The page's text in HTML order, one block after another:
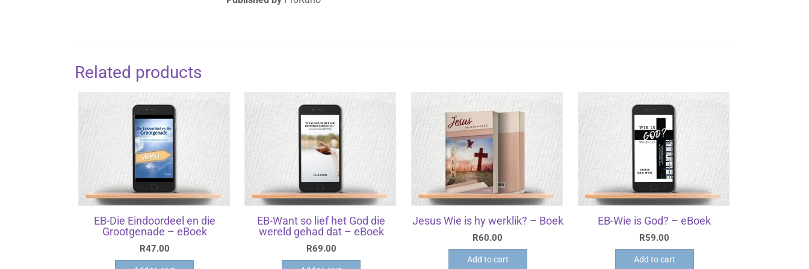
Related products
EB-Die Eindoordeel en die
Grootgenade – eBoek
R47.00
EB-Want so lief het God die
wereld gehad dat – eBoek
R69.00
Jesus Wie is hy werklik? – Boek
R60.00
Add to cart
EB-Wie is God? – eBoek
R59.00
Add to cart